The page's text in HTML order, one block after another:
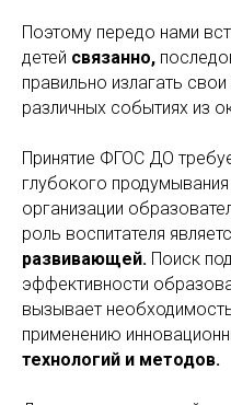
Поэтому передо нами
детей связанно,
правильно излагать
различных событиях из
Принятие ФГОС ДО
глубокого
организации
роль воспитателя
развивающей. Поиск
эффективности
вызывает
применению
технологий и методов.